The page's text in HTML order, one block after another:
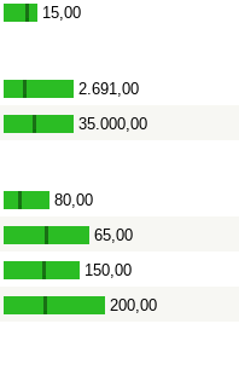
- 15,00
- 2.691,00
- 35.000,00
- 80,00
- 65,00
- 150,00
- 200,00